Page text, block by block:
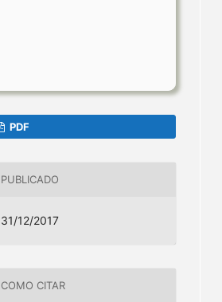
PDF
PUBLICADO
31/12/2017
COMO CITAR